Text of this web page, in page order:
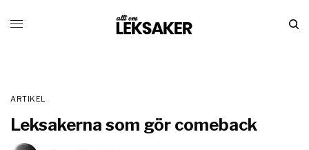
ARTIKEL
Leksakerna som gör comeback